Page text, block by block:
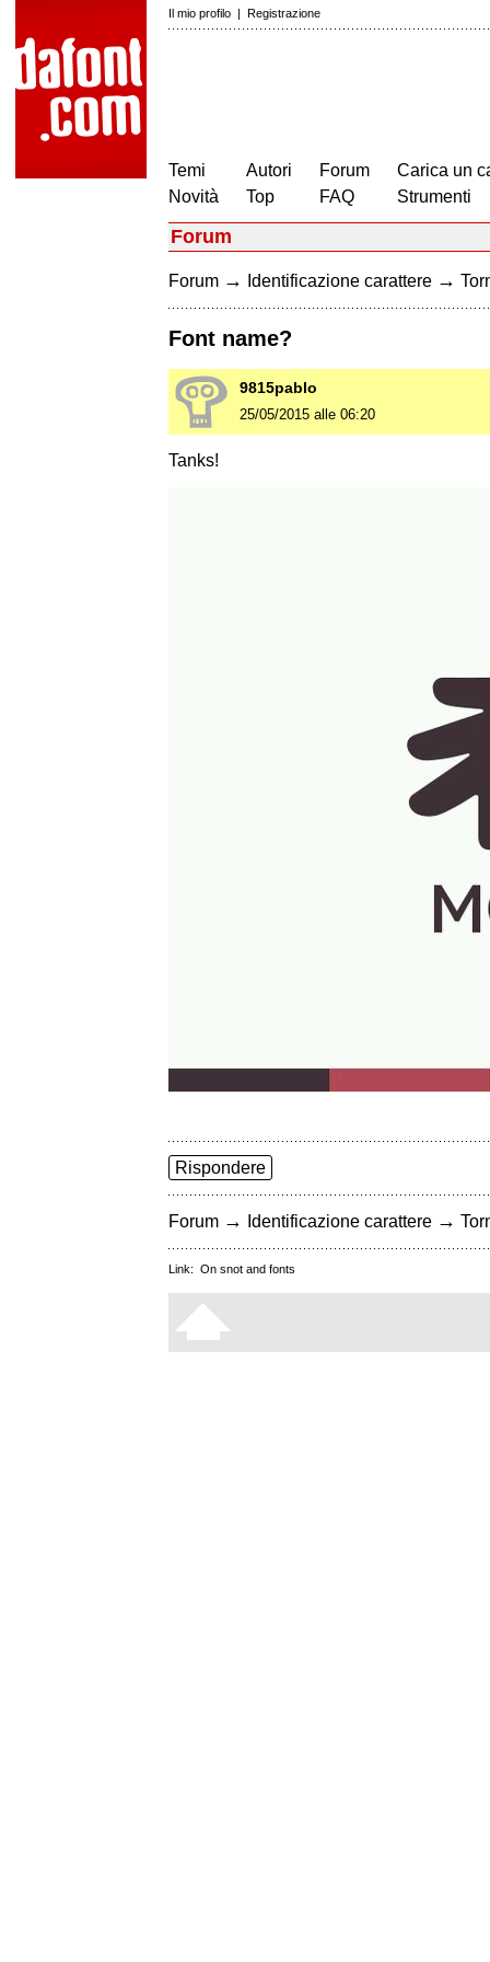
Il mio profilo | Registrazione
Temi
Novità
Autori
Top
Forum
FAQ
Carica un
Strumenti
Forum
Forum → Identificazione carattere →
Font name?
9815pablo
25/05/2015 alle 06:20
Tanks!
Rispondere
Forum → Identificazione carattere →
Link: On snot and fonts